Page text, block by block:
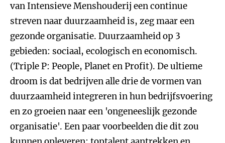
van Intensieve Menshouderij een continue
streven naar duurzaamheid is, zeg maar een
gezonde organisatie. Duurzaamheid op 3
gebieden: sociaal, ecologisch en economisch.
(Triple P: People, Planet en Profit). De ultieme
droom is dat bedrijven alle drie de vormen van
duurzaamheid integreren in hun bedrijfsvoering
en zo groeien naar een 'ongeneeslijk gezonde
organisatie'. Een paar voorbeelden die dit zou